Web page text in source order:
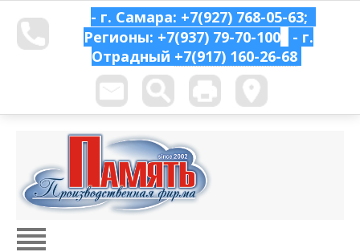
- г. Самара: +7(927) 768-05-63;
Регионы: +7(937) 79-70-100
- г.
Отрадный +7(917) 160-26-68